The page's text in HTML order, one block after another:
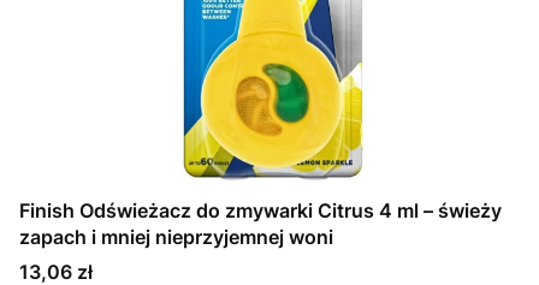
Finish Odświeżacz do zmywarki Citrus 4 ml – świeży
zapach i mniej nieprzyjemnej woni
Cena
13,06 zł